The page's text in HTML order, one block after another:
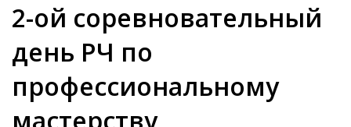
2-ой соревновательный
день РЧ по
профессиональному